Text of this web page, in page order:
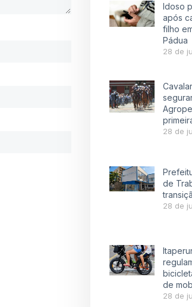
Idoso
após
filho
Pádua
28 de
28 de
de
28 de
de
28 de